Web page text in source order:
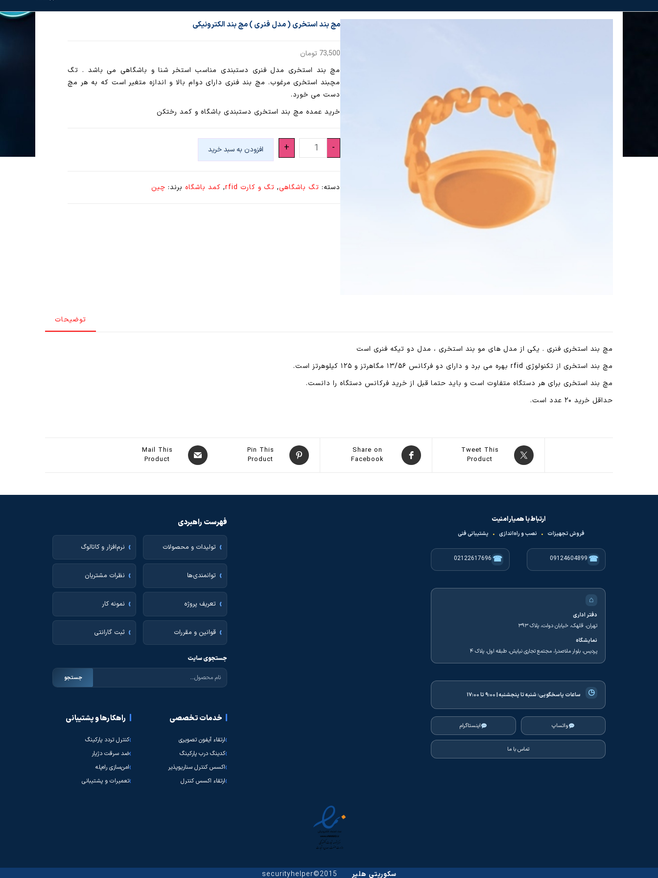
مچ بند استخری ( مدل فنری ) مچ بند الکترونیکی
73,500 تومان
مچ بند استخری مدل فنری دستبندی مناسب استخر شنا و باشگاهی می باشد . تگ
مچبند استخری مرغوب. مچ بند فنری دارای دوام بالا و اندازه متغیر است که به هر مچ
دست می خورد.
خرید عمده مچ بند استخری دستبندی باشگاه و کمد رختکن
-
بند
+ افزودن به سبد خرید
دسته: تگ باشگاهی, تگ و کارت rfid , کمد باشگاه برند: چین
توضیحات
مچ بند استخری فنری . یکی از مدل های مو بند استخری ، مدل دو تیکه فنری است
مچ بند استخری از تکنولوژی rfid بهره می برد و دارای دو فرکانس ۱۳/۵۶ مگاهرتز و ۱۲۵ کیلوهرتز است.
مچ بند استخری برای هر دستگاه متفاوت است و باید حتما قبل از خرید فرکانس دستگاه را دانست.
حداقل خرید ۲۰ عدد است.
Tweet This
Product
Share on
Facebook
Pin This
Product
Mail This
Product
ارتباط با همیار امنیت
فروش تجهیزات • نصب و راه‌اندازی • پشتیبانی فنی
☎
09124604899
☎
02122617696
⌂
دفتر اداری
تهران، قلهک، خیابان دولت، پلاک ۳۹۳
نمایشگاه
پردیس، بلوار ملاصدرا، مجتمع تجاری نیایش، طبقه اول، پلاک ۴
◷ ساعات پاسخگویی:شنبه تا پنجشنبه | ۹:۰۰ تا ۱۷:۰۰
واتساپ اینستاگرام
تماس با ما
فهرست راهبردی
تولیدات و محصولات نرم‌افزار و کاتالوگ
توانمندی‌ها نظرات مشتریان
تعریف پروژه نمونه کار
قوانین و مقررات ثبت گارانتی
جستجوی سایت
جستجو
خدمات تخصصی
ارتقاء آیفون تصویری
کدینگ درب پارکینگ
اکسس کنترل سناریوپذیر
ارتقاء اکسس کنترل
راهکارها و پشتیبانی
کنترل تردد پارکینگ
ضد سرقت دژیار
امن‌سازی راه‌پله
تعمیرات و پشتیبانی
سکوریتی هلپر2015©securityhelper